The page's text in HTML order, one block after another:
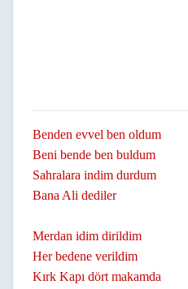
Benden evvel ben oldum
Beni bende ben buldum
Sahralara indim durdum
Bana Ali dediler
Merdan idim dirildim
Her bedene verildim
Kırk Kapı dört makamda